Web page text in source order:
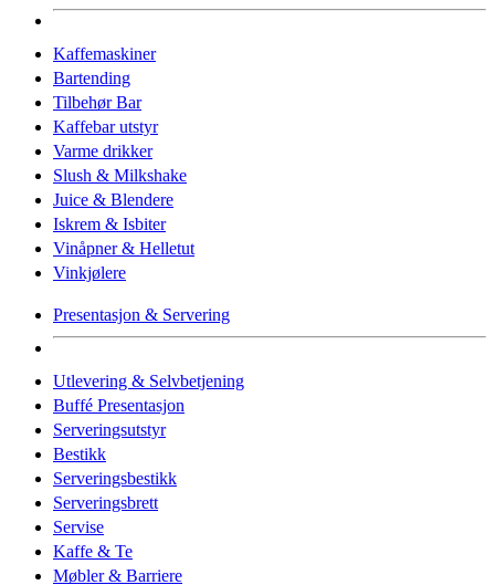
Kaffemaskiner
Bartending
Tilbehør Bar
Kaffebar utstyr
Varme drikker
Slush & Milkshake
Juice & Blendere
Iskrem & Isbiter
Vinåpner & Helletut
Vinkjølere
Presentasjon & Servering
Utlevering & Selvbetjening
Buffé Presentasjon
Serveringsutstyr
Bestikk
Serveringsbestikk
Serveringsbrett
Servise
Kaffe & Te
Møbler & Barriere